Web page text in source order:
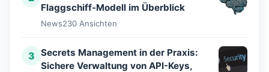
Flaggschiff-Modell im Überblick
News230 Ansichten
3 Secrets Management in der Praxis:
Sichere Verwaltung von API-Keys,